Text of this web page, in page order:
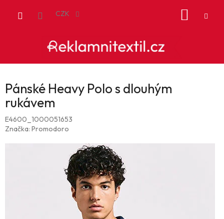
CZK
Pánské Heavy Polo s dlouhým
rukávem
E4600_1000051653
Značka: Promodoro